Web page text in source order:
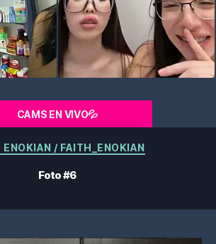
CAMS EN VIVO💦
Categorías
ENOKIAN / FAITH_ENOKIAN
Foto #6